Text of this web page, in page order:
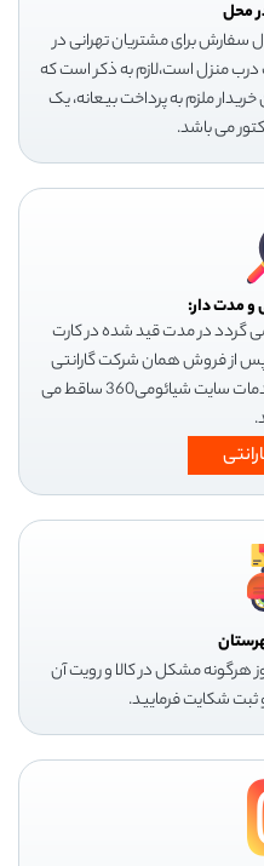
محل
برای مشتریان تهرانی در
درب منزل است،لازم به ذکر است که
تومان خریدار ملزم به پرداخت بیعانه، یک
می باشد.
و مدت دار:
می گردد در مدت قید شده در کارت
از فروش همان شرکت گارانتی
کننده بوده و مسئولیت آن از بخش خدمات سایت شیائومی360 ساقط می
هرگونه مشکل در کالا و رویت آن